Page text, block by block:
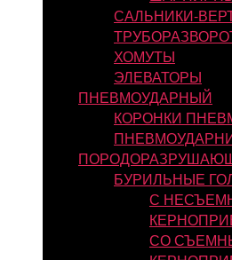
САЛЬНИКИ-
ХОМУТЫ
ЭЛЕВАТОРЫ
ПНЕВМОУДАРНЫЙ
КОРОНКИ
БУРИЛЬНЫЕ
С
СО